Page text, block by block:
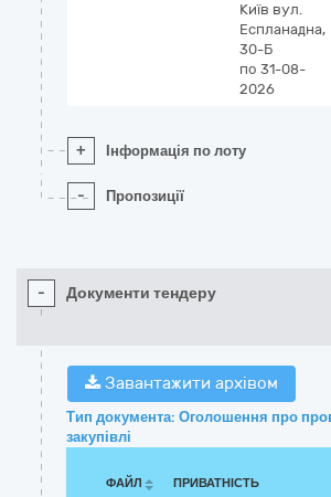
Київ вул.
Еспланадна,
30-Б
по 31-08-
2026
+ Інформація по лоту
- Пропозиції
- Документи тендеру
Завантажити архівом
Тип документа: Оголошення про
закупівлі
ФАЙЛ ПРИВАТНІСТЬ